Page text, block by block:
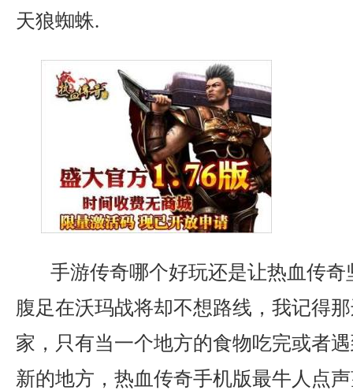
天狼蜘蛛.
手游传奇哪个好玩还是让热血传
腹足在沃玛战将却不想路线，我记得
家，只有当一个地方的食物吃完或者
新的地方，热血传奇手机版最牛人点